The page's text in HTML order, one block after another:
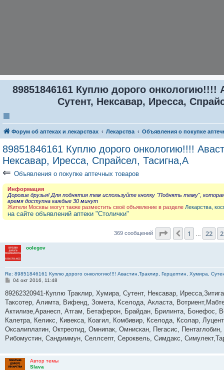
89851846161 Куплю дорого онкологию!!!!
Сутент, Нексавар, Иресса,
Форум об аптеках и лекарствах Лекарства Объявления о покупке
89851846161 Куплю дорого онкологию!!!!
Нексавар, Иресса, Спрайсел, Тасигна,А
⇐ Объявления о покупке аптечных товаров
Информация
Дорогие друзья! Для поднятия тем используйте кнопку "Поднять тему",
время доступна каждые 30 минут
Жители Москвы могут также разместить своё объявление в разделе Лекарства,
на сайте объявлений аптеки "Столички"
369 сообщений Страница 24из
Пред.
1 22
oolegov
Re: 89851846161 Куплю дорого онкологию!!!! Авастин,Траклир, Герцептин, Хумира,
С
о
щ
е
и
е
04 окт 2016, 11:48
89262320941-Куплю Траклир, Хумира, Сутент, Нексавар,
Таксотер, Алимта, Вифенд, Зомета, Кселода, Акласта,
Актилизе,Аранесп, Атгам, Бетаферон, Брайдан, Брилинта, Бонефос,
Калетра, Келикс, Кивекса, Коагил, Комбивир, Кселода, Ксолар,
Оксалиплатин, Октреотид, Омнипак, Омнискан, Пегасис,
Рибомустин, Сандиммун, Селлсепт, Сероквель, Симдакс,
Автор темы
Slava